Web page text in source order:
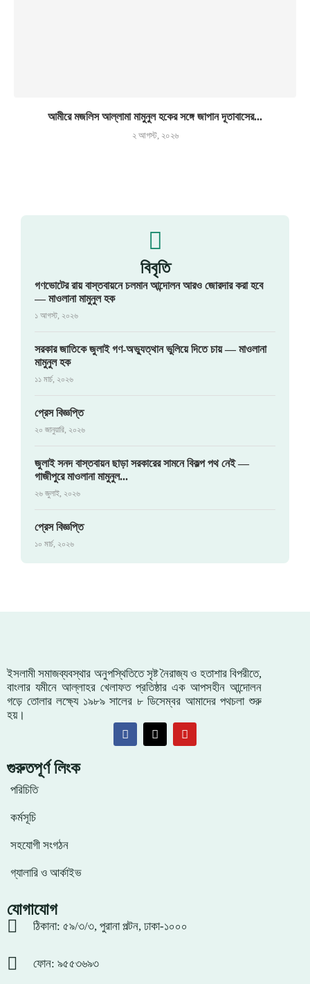
আমীরে মজলিস আল্লামা মামুনুল হকের সঙ্গে জাপান দূতাবাসের...
২ আগস্ট, ২০২৬
বিবৃতি
গণভোটের রায় বাস্তবায়নে চলমান আন্দোলন আরও জোরদার করা হবে
— মাওলানা মামুনুল হক
১ আগস্ট, ২০২৬
সরকার জাতিকে জুলাই গণ-অভ্যুত্থান ভুলিয়ে দিতে চায় — মাওলানা
মামুনুল হক
১১ মার্চ, ২০২৬
প্রেস বিজ্ঞপ্তি
২০ জানুয়ারি, ২০২৬
জুলাই সনদ বাস্তবায়ন ছাড়া সরকারের সামনে বিকল্প পথ নেই —
গাজীপুরে মাওলানা মামুনুল...
২৬ জুলাই, ২০২৬
প্রেস বিজ্ঞপ্তি
১০ মার্চ, ২০২৬
ইসলামী সমাজব্যবস্থার অনুপস্থিতিতে সৃষ্ট নৈরাজ্য ও হতাশার বিপরীতে,
বাংলার যমীনে আল্লাহর খেলাফত প্রতিষ্ঠার এক আপসহীন আন্দোলন
গড়ে তোলার লক্ষ্যে ১৯৮৯ সালের ৮ ডিসেম্বর আমাদের পথচলা শুরু
হয়।
গুরুতপূর্ণ লিংক
পরিচিতি
কর্মসূচি
সহযোগী সংগঠন
গ্যালারি ও আর্কাইভ
যোগাযোগ
ঠিকানা: ৫৯/৩/৩, পুরানা পল্টন, ঢাকা-১০০০
ফোন: ৯৫৫৩৬৯৩